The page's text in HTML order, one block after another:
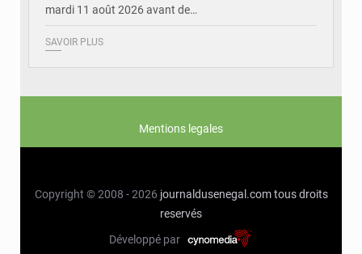
mardi 11 août 2026 avant de…
SAVOIR PLUS
Mentions legales
Copyright © 2008 - 2026 journaldusenegal.com tous droits
reservés
Développé par